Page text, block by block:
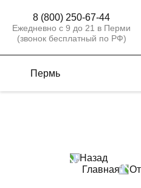
8 (800) 250-67-44
Ежедневно с 9 до 21 в Перми
(звонок бесплатный по РФ)
Пермь
Назад
Главная